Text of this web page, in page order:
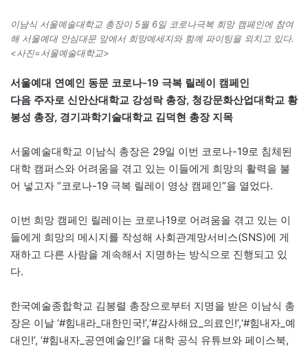
이남식 서울예술대학교 총장이 5월 6일 코로나극복 희망 캠페인에 참여
해 서울예대 안심대문 앞에서 희망메세지와 함께 파이팅을 외치고 있다.
<사진=서울예술대학교>
서울예대 연예인 동문 코로나-19 극복 릴레이 캠페인
다음 주자로 신안산대학교 강성락 총장, 청강문화산업대학교 황
봉성 총장, 경기과학기술대학교 김덕현 총장 지목
서울예술대학교 이남식 총장은 29일 이번 코로나-19로 침체된
대학 캠퍼스와 어려움을 겪고 있는 이들에게 희망의 활력을 불
어 넣고자 “코로나-19 극복 릴레이 영상 캠페인”을 열었다.
이번 희망 캠페인 릴레이는 코로나19로 어려움을 겪고 있는 이
들에게 희망의 메시지를 작성해 사회관계망서비스(SNS)에 게
재하고 다른 사람을 계속해서 지명하는 방식으로 진행되고 있
다.
한국예술종합학교 김봉렬 총장으로부터 지명을 받은 이남식 총
장은 이날 ‘#힘내라_대한민국!’,‘#감사해요_의료인!’,‘#힘내자_예
대인!’, ‘#힘내자_공연예술인!’을 대학 공식 유튜브와 페이스북,